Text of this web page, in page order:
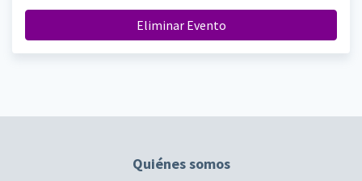
Eliminar Evento
Quiénes somos